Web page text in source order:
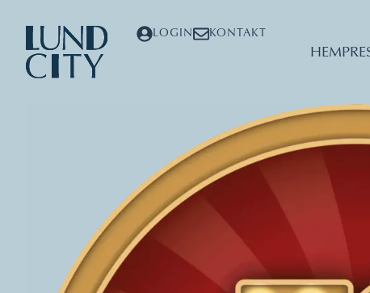
LOGIN KONTAKT
HEM